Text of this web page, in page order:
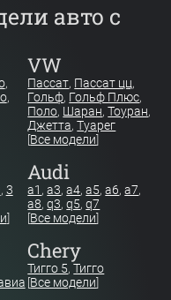
авто с
,
,
VW
Пассат, Пассат цц,
Гольф, Гольф Плюс,
Поло, Шаран,Тоуран,
Джетта,Туарег
[Все модели]
, 3
]
Audi
a1 ,a3,a4,a5,a6,a7,
a8,q3,q5,q7
[Все модели]
Chery
Тигго 5,Тигго
[Все модели]